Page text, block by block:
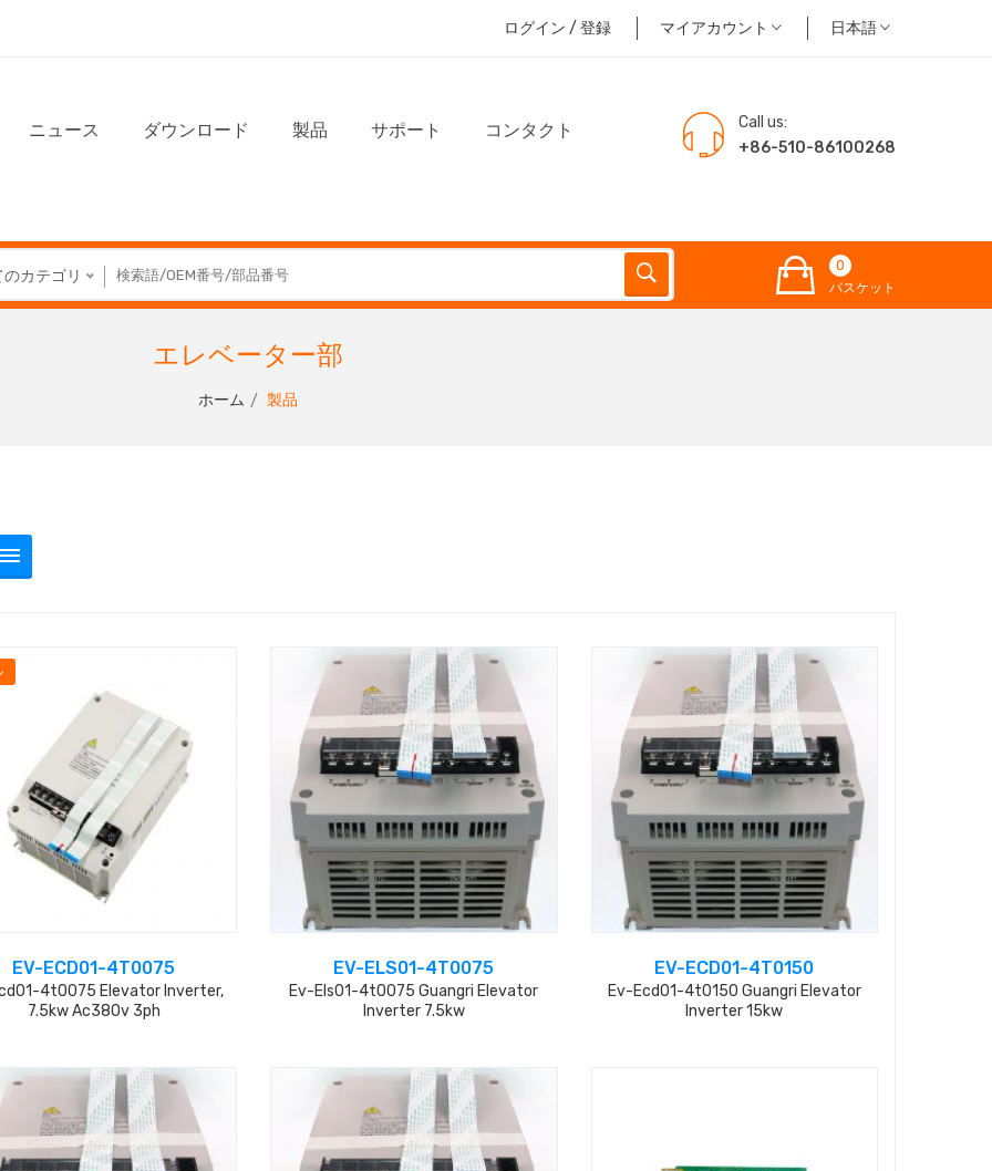
ログイン / 登録 マイアカウント 日本語
ニュース ダウンロード 製品 サポート コンタクト
Call us:
+86-510-86100268
カテゴリ
0
バスケット
エレベーター部
ホーム 製品
EV-ECD01-4T0075
4t0075 Elevator Inverter,
7.5kw Ac380v 3ph
EV-ELS01-4T0075
Ev-Els01-4t0075 Guangri Elevator
Inverter 7.5kw
EV-ECD01-4T0150
Ev-Ecd01-4t0150 Guangri Elevator
Inverter 15kw